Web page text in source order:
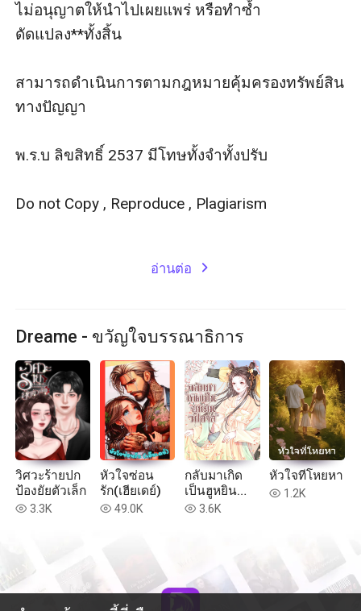
ไม่อนุญาตให้นำไปเผยแพร่ หรือทำซ้ำ
ดัดแปลง**ทั้งสิ้น
สามารถดำเนินการตามกฎหมายคุ้มครองทรัพย์สิน
ทางปัญญา
พ.ร.บ ลิขสิทธิ์ 2537 มีโทษทั้งจำทั้งปรับ
Do not Copy , Reproduce , Plagiarism
อ่านต่อ expand_more
Dreame - ขวัญใจบรรณาธิการ
วิศวะร้ายปก
ป้องยัยตัวเล็ก
read 3.3K
หัวใจซ่อน
รัก(เฮียเดย์)
read 49.0K
กลับมาเกิด
เป็นฮูหยิน
วิปลาส
read 3.6K
หัวใจที่โหยหา
read 1.2K